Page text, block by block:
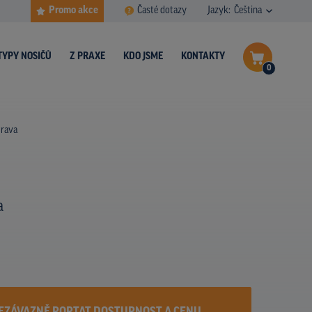
Promo akce Časté dotazy Jazyk: Čeština
0
NOSIČŮ Z PRAXE KDO JSME KONTAKTY